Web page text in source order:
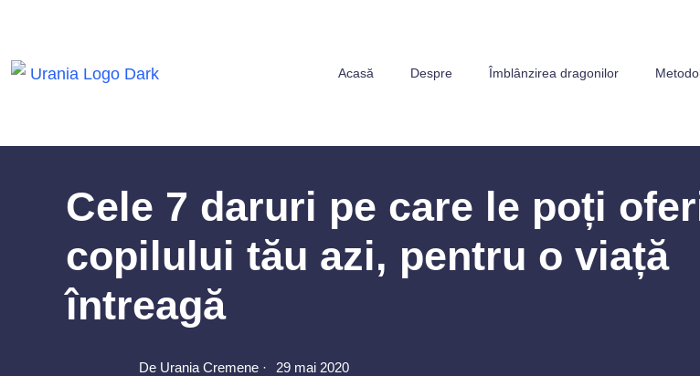
Acasă Despre Îmblânzirea dragonilor
Cele 7 daruri pe care le poți
copilului tău azi, pentru o viață
întreagă
De Urania Cremene · 29 mai 2020